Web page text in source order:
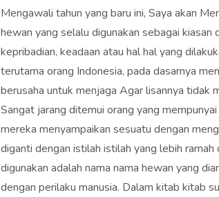
Mengawali tahun yang baru ini, Saya akan
hewan yang selalu digunakan sebagai kiasan
kepribadian, keadaan atau hal hal yang
terutama orang Indonesia, pada dasarnya
berusaha untuk menjaga Agar lisannya tidak
Sangat jarang ditemui orang yang
mereka menyampaikan sesuatu dengan
diganti dengan istilah istilah yang lebih ramah
digunakan adalah nama nama hewan yang
dengan perilaku manusia. Dalam kitab kitab